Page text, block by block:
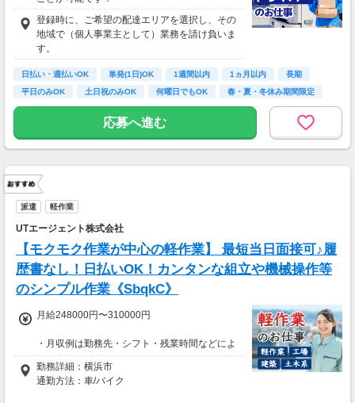
登録時に、ご希望の配達エリアを選択し、その
地域で（個人事業主として）業務を請け負いま
す。
日払い・週払いOK 単発(1日)OK 1週間以内 1ヵ月以内
長期
平日のみOK
土日祝のみOK 何曜日でもOK 春・夏・冬休み期間限定
応募へ進む
派遣 軽作業
UTエージェント株式会社
【モクモク作業が中心の軽作業】 最短当日面接可♪履
歴書なし！日払いOK！カンタンな組立や機械操作等
のシンプル作業《SbqkC》
月給248000円〜310000円
・月収例は勤務先・シフト・残業時間などによ
り変動します
・各種手当あり（残業手当、休出手当、深夜勤
務がある場合は深夜手当 など）
勤務詳細：横浜市
通勤方法：車/バイク